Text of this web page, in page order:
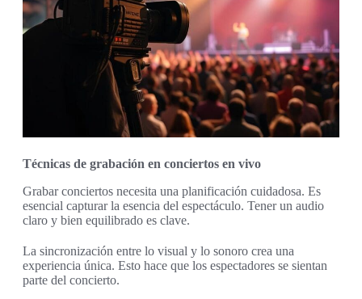
Técnicas de grabación en conciertos en vivo
Grabar conciertos necesita una planificación cuidadosa. Es
esencial capturar la esencia del espectáculo. Tener un audio
claro y bien equilibrado es clave.
La sincronización entre lo visual y lo sonoro crea una
experiencia única. Esto hace que los espectadores se sientan
parte del concierto.